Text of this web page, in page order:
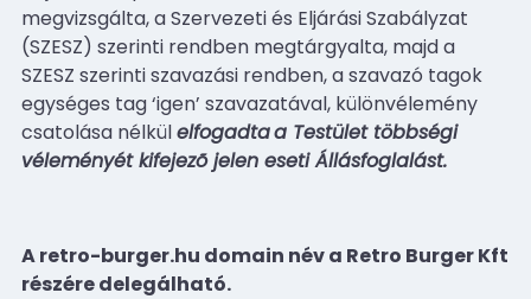
megvizsgálta, a Szervezeti és Eljárási Szabályzat
(SZESZ) szerinti rendben megtárgyalta, majd a
SZESZ szerinti szavazási rendben, a szavazó tagok
egységes tag ‘igen’ szavazatával, különvélemény
csatolása nélkülelfogadtaa Testület többségi
véleményét kifejezõ jelen eseti Állásfoglalást.
A retro-burger.hu domain név a Retro Burger Kft
részére delegálható.